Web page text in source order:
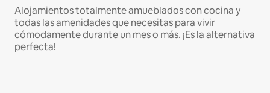
Alojamientos totalmente amueblados con cocina y
todas las amenidades que necesitas para vivir
cómodamente durante un mes o más. ¡Es la alternativa
perfecta!